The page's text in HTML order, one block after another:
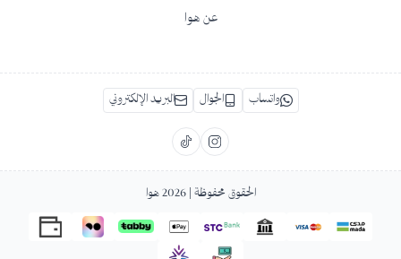
عن هوا
واتساب الجوال البريد الإلكتروني
الحقوق محفوظة | 2026 هوا